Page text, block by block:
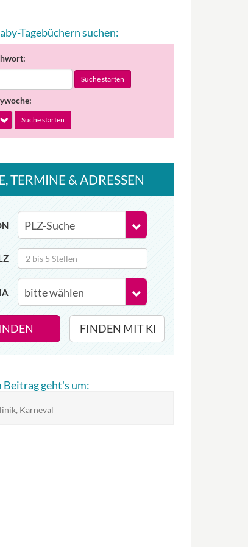
Tagebüchern suchen:
Suche starten
Suche starten
, TERMINE & ADRESSEN
FINDEN MIT KI
Beitrag geht's um:
Karneval